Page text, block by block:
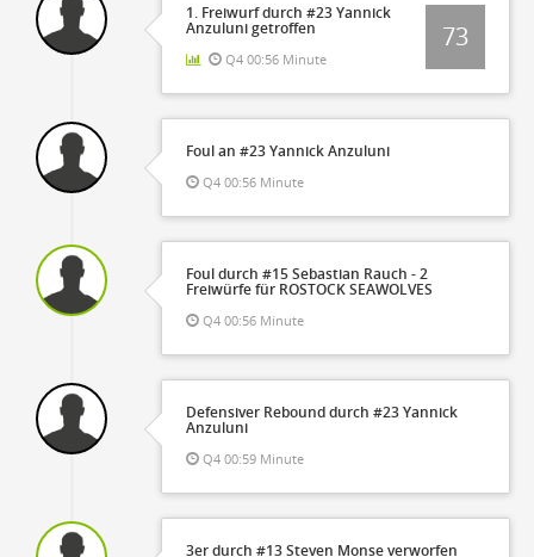
1. Freiwurf durch #23 Yannick
Anzuluni getroffen
Q4 00:56 Minute
73
Foul an #23 Yannick Anzuluni
Q4 00:56 Minute
Foul durch #15 Sebastian Rauch - 2
Freiwürfe für ROSTOCK SEAWOLVES
Q4 00:56 Minute
Defensiver Rebound durch #23 Yannick
Anzuluni
Q4 00:59 Minute
3er durch #13 Steven Monse verworfen